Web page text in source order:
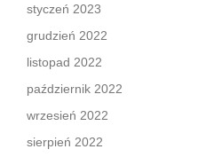
styczeń 2023
grudzień 2022
listopad 2022
październik 2022
wrzesień 2022
sierpień 2022